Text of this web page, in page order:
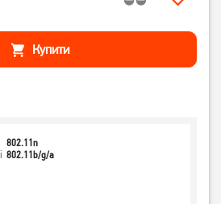
Купити
802.11n
802.11b/g/a